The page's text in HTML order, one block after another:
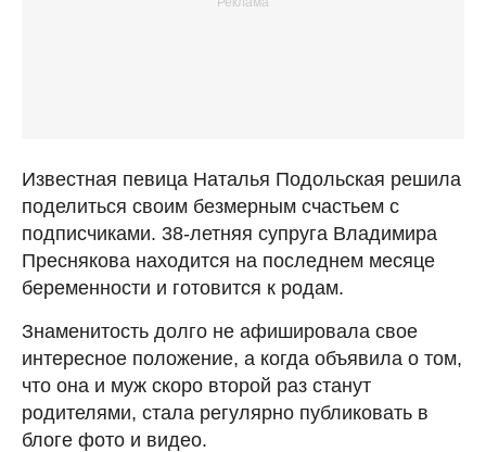
Известная певица Наталья Подольская решила
поделиться своим безмерным счастьем с
подписчиками. 38-летняя супруга Владимира
Преснякова находится на последнем месяце
беременности и готовится к родам.
Знаменитость долго не афишировала свое
интересное положение, а когда объявила о том,
что она и муж скоро второй раз станут
родителями, стала регулярно публиковать в
блоге фото и видео.